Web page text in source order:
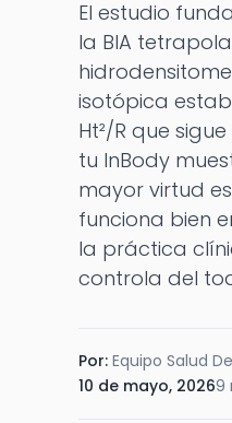
El estudio
la BIA
isotópica
Ht²/R que
tu InBody
mayor virtud
funciona bien
la práctica
controla del
Por: Equipo Salud
10 de mayo, 20269